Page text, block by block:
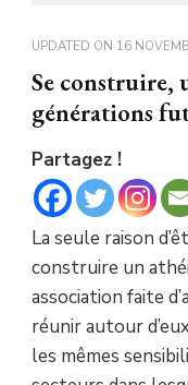
UPDATED ON 16
Se construire,
générations
Partagez !
La seule raison
construire un
association faite
réunir autour
les mêmes